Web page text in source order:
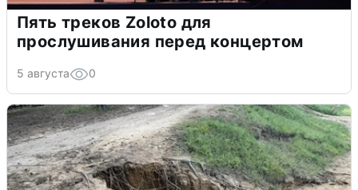
Пять треков Zoloto для
прослушивания перед концертом
5 августа 0